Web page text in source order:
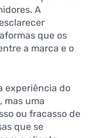
A
que os
a marca e o
experiência do
mas uma
ou fracasso de
que se